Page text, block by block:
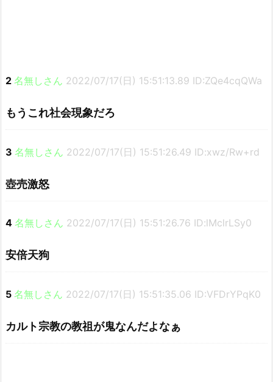
2 名無しさん 2022/07/17(日) 15:51:13.89 ID:ZQe4cqQWa
もうこれ社会現象だろ
3 名無しさん 2022/07/17(日) 15:51:26.49 ID:xwz/Rw+rd
壺売激怒
4 名無しさん 2022/07/17(日) 15:51:26.76 ID:lMclrLSy0
安倍天狗
5 名無しさん 2022/07/17(日) 15:51:35.06 ID:VFDrYPqK0
カルト宗教の教祖が鬼なんだよなぁ